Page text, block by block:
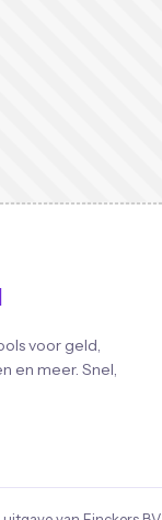
voor geld,
en meer. Snel,